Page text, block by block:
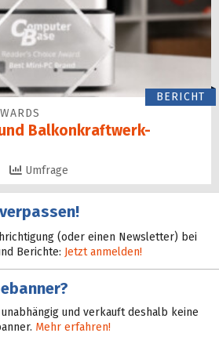
BERICHT
Balkonkraftwerk-
Umfrage
(oder einen Newsletter) bei
Berichte: Jetzt anmelden!
und verkauft deshalb keine
Mehr erfahren!